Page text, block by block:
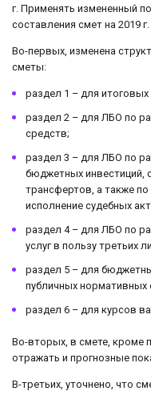
г. Применять измененный
составления смет на 2019 г.
Во-первых, изменена
сметы:
раздел 1 – для
раздел 2 – для ЛБО по
средств;
раздел 3 – для ЛБО по
бюджетных инвестиций,
трансфертов, а также
исполнение судебных
раздел 4 – для ЛБО по
услуг в пользу третьих
раздел 5 – для
публичных нормативных
раздел 6 – для курсов
Во-вторых, в смете, кроме
отражать и прогнозные
В-третьих, уточнено, что